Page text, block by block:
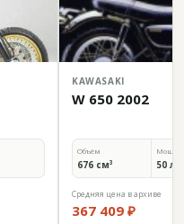
KAWASAKI
W 650 2002
Объём
676 см³ 50
Средняя цена в архиве
367 409 ₽